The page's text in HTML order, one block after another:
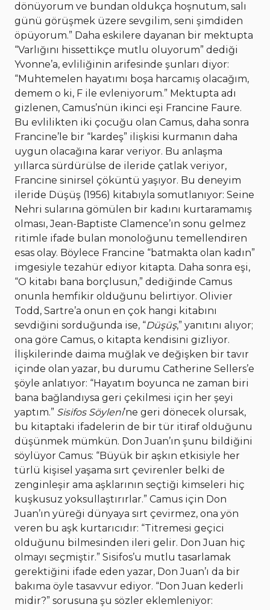
dönüyorum ve bundan oldukça hoşnutum, salı
günü görüşmek üzere sevgilim, seni şimdiden
öpüyorum.” Daha eskilere dayanan bir mektupta
“Varlığını hissettikçe mutlu oluyorum” dediği
Yvonne’a, evliliğinin arifesinde şunları diyor:
“Muhtemelen hayatımı boşa harcamış olacağım,
demem o ki, F ile evleniyorum.” Mektupta adı
gizlenen, Camus’nün ikinci eşi Francine Faure.
Bu evlilikten iki çocuğu olan Camus, daha sonra
Francine’le bir “kardeş” ilişkisi kurmanın daha
uygun olacağına karar veriyor. Bu anlaşma
yıllarca sürdürülse de ileride çatlak veriyor,
Francine sinirsel çöküntü yaşıyor. Bu deneyim
ileride Düşüş (1956) kitabıyla somutlanıyor: Seine
Nehri sularına gömülen bir kadını kurtaramamış
olması, Jean-Baptiste Clamence’ın sonu gelmez
ritimle ifade bulan monoloğunu temellendiren
esas olay. Böylece Francine “batmakta olan kadın”
imgesiyle tezahür ediyor kitapta. Daha sonra eşi,
“O kitabı bana borçlusun,” dediğinde Camus
onunla hemfikir olduğunu belirtiyor. Olivier
Todd, Sartre’a onun en çok hangi kitabını
sevdiğini sorduğunda ise, “Düşüş,” yanıtını alıyor;
ona göre Camus, o kitapta kendisini gizliyor.
İlişkilerinde daima muğlak ve değişken bir tavır
içinde olan yazar, bu durumu Catherine Sellers’e
şöyle anlatıyor: “Hayatım boyunca ne zaman biri
bana bağlandıysa geri çekilmesi için her şeyi
yaptım.” Sisifos Söyleni’ne geri dönecek olursak,
bu kitaptaki ifadelerin de bir tür itiraf olduğunu
düşünmek mümkün. Don Juan’ın şunu bildiğini
söylüyor Camus: “Büyük bir aşkın etkisiyle her
türlü kişisel yaşama sırt çevirenler belki de
zenginleşir ama aşklarının seçtiği kimseleri hiç
kuşkusuz yoksullaştırırlar.” Camus için Don
Juan’ın yüreği dünyaya sırt çevirmez, ona yön
veren bu aşk kurtarıcıdır: “Titremesi geçici
olduğunu bilmesinden ileri gelir. Don Juan hiç
olmayı seçmiştir.” Sisifos’u mutlu tasarlamak
gerektiğini ifade eden yazar, Don Juan’ı da bir
bakıma öyle tasavvur ediyor. “Don Juan kederli
midir?” sorusuna şu sözler eklemleniyor: